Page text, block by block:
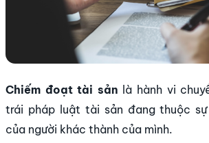
Chiếm đoạt tài sản là hành vi
trái pháp luật tài sản đang thuộc
của người khác thành của mình.